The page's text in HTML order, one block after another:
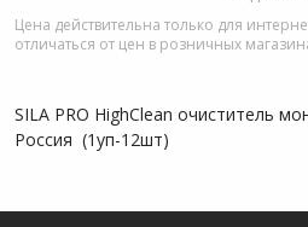
Цена действительна только для
отличаться от цен в розничных
SILA PRO HighClean очиститель
Россия (1уп-12шт)